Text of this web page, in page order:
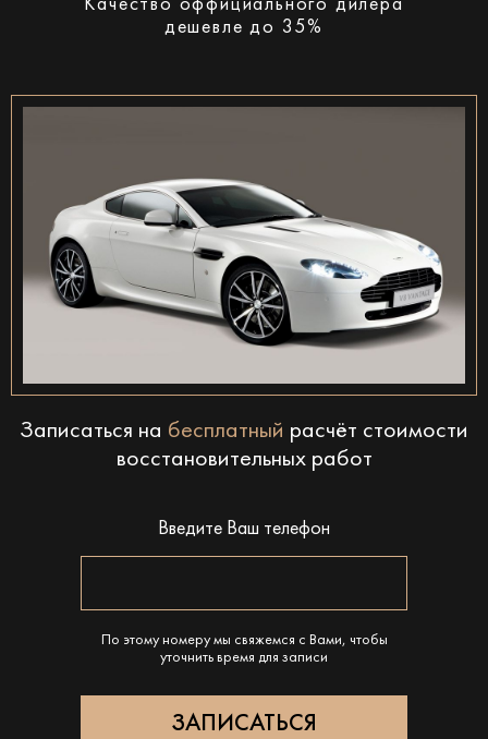
Качество оффициального дилера
дешевле до 35%
Записаться на бесплатный расчёт стоимости
восстановительных работ
Введите Ваш телефон
По этому номеру мы свяжемся с Вами, чтобы
уточнить время для записи